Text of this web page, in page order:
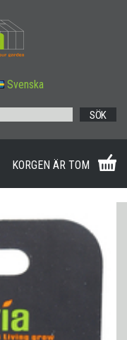
Svenska
SÖK
KORGEN ÄR TOM